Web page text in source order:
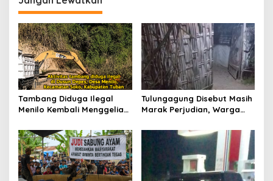
a
s
i
p
o
s
Tambang Diduga Ilegal
Menilo Kembali Menggeliat,
Soroti Dugaan Pembiaran
Tulungagung Disebut Masih
Marak Perjudian, Warga
hingga Usut Dugaan Beking